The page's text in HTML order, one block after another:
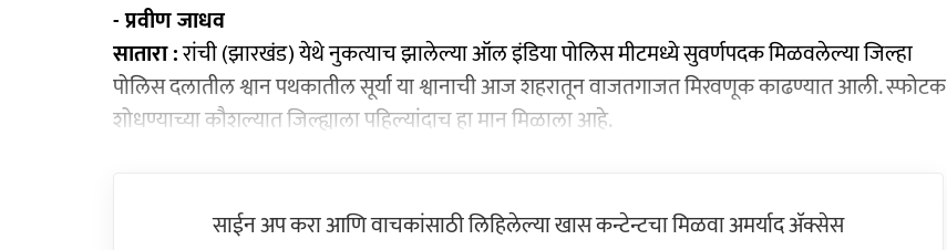
- प्रवीण जाधव
सातारा :रांची (झारखंड) येथे नुकत्याच झालेल्या ऑल इंडिया पोलिस मीटमध्ये सुवर्णपदक मिळवलेल्या जिल्हा
पोलिस दलातील श्वान पथकातील सूर्या या श्वानाची आज शहरातून वाजतगाजत मिरवणूक काढण्यात आली. स्फोटक
शोधण्याच्या कौशल्यात जिल्ह्याला पहिल्यांदाच हा मान मिळाला आहे.
साईन अप करा आणि वाचकांसाठी लिहिलेल्या खास कन्टेन्टचा मिळवा अमर्याद ॲक्सेस